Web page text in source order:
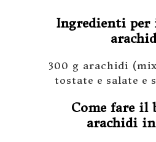
Ingredienti
300 g arachidi
tostate e salate e
Come fare il
arachidi in